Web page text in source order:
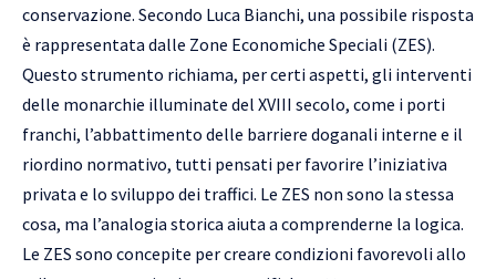
conservazione. Secondo Luca Bianchi, una possibile risposta
è rappresentata dalle Zone Economiche Speciali (ZES).
Questo strumento richiama, per certi aspetti, gli interventi
delle monarchie illuminate del XVIII secolo, come i porti
franchi, l’abbattimento delle barriere doganali interne e il
riordino normativo, tutti pensati per favorire l’iniziativa
privata e lo sviluppo dei traffici. Le ZES non sono la stessa
cosa, ma l’analogia storica aiuta a comprenderne la logica.
Le ZES sono concepite per creare condizioni favorevoli allo